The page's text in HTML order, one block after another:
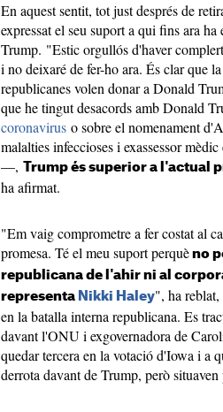
En aquest sentit, tot just després de
expressat el seu suport a qui fins ara
Trump. "Estic orgullós d'haver
i no deixaré de fer-ho ara. És clar que
republicanes volen donar a Donald
que he tingut desacords amb Donald
coronavirus o sobre el nomenament
malalties infeccioses i exassessor
—,
Trump és superior a l'actual
ha afirmat.
"Em vaig comprometre a fer costat al
promesa. Té el meu suport perquè no
republicana de l'ahir ni al
representa Nikki Haley", ha
en la batalla interna republicana. Es
davant l'ONU i exgovernadora de
quedar tercera en la votació d'Iowa i a
derrota davant de Trump, però